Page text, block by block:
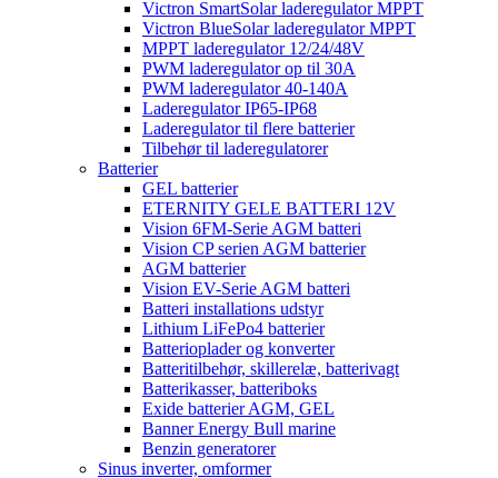
Victron SmartSolar laderegulator MPPT
Victron BlueSolar laderegulator MPPT
MPPT laderegulator 12/24/48V
PWM laderegulator op til 30A
PWM laderegulator 40-140A
Laderegulator IP65-IP68
Laderegulator til flere batterier
Tilbehør til laderegulatorer
Batterier
GEL batterier
ETERNITY GELE BATTERI 12V
Vision 6FM-Serie AGM batteri
Vision CP serien AGM batterier
AGM batterier
Vision EV-Serie AGM batteri
Batteri installations udstyr
Lithium LiFePo4 batterier
Batterioplader og konverter
Batteritilbehør, skillerelæ, batterivagt
Batterikasser, batteriboks
Exide batterier AGM, GEL
Banner Energy Bull marine
Benzin generatorer
Sinus inverter, omformer